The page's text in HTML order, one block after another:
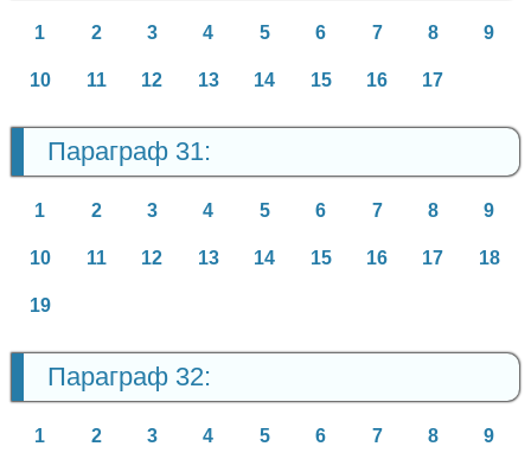
1 2 3 4 5 6 7 8 9
10 11 12 13 14 15 16 17
Параграф 31:
1 2 3 4 5 6 7 8 9
10 11 12 13 14 15 16 17 18
19
Параграф 32:
1 2 3 4 5 6 7 8 9